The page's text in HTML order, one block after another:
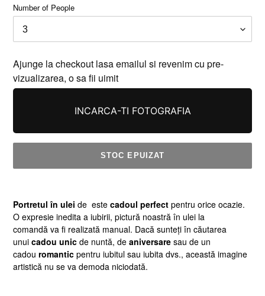
Number of People
Ajunge la checkout lasa emailul si revenim cu pre-
vizualizarea, o sa fii uimit
INCARCA-TI FOTOGRAFIA
STOC EPUIZAT
adaugă
produsul
în
coș
Portretul în ulei de este cadoul perfect pentru orice ocazie.
O expresie inedita a iubirii, pictură noastră în ulei la
comandă va fi realizată manual. Dacă sunteți în căutarea
unui cadou unic de nuntă, de aniversare sau de un
cadou romantic pentru iubitul sau iubita dvs., această imagine
artistică nu se va demoda niciodată.